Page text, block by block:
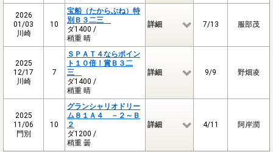
2026
01/03
川崎
10
宝船（たからぶね）特
別Ｂ３二三
ダ1400 /
稍重 晴
詳細 7/13 服部茂
2025
12/17
川崎
7
ＳＰＡＴ４ならポイン
ト１０倍！賞Ｂ３二
三
ダ1400 /
稍重 晴
詳細 9/9 野畑凌
2025
11/06
門別
10
グランシャリオドリー
ム８１Ａ４ －２～Ｂ
２
ダ1200 /
稍重 曇
詳細 4/11 阿岸潤